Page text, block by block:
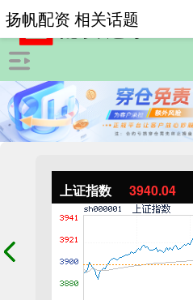
上证指数 3940.04
扬帆配资 相关话题